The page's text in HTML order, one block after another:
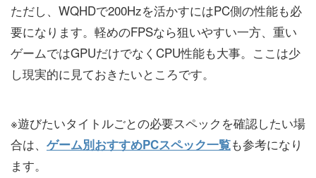
ただし、WQHDで200Hzを活かすにはPC側の性能も必
要になります。軽めのFPSなら狙いやすい一方、重い
ゲームではGPUだけでなくCPU性能も大事。ここは少
し現実的に見ておきたいところです。
※遊びたいタイトルごとの必要スペックを確認したい場
合は、 ゲーム別おすすめPCスペック一覧も参考になり
ます。